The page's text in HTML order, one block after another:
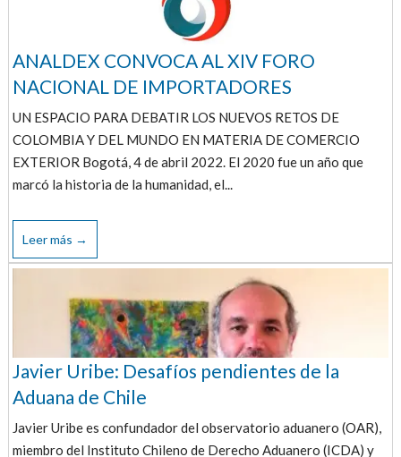
ANALDEX CONVOCA AL XIV FORO
NACIONAL DE IMPORTADORES
UN ESPACIO PARA DEBATIR LOS NUEVOS RETOS DE
COLOMBIA Y DEL MUNDO EN MATERIA DE COMERCIO
EXTERIOR Bogotá, 4 de abril 2022. El 2020 fue un año que
marcó la historia de la humanidad, el...
Leer más →
Javier Uribe: Desafíos pendientes de la
Aduana de Chile
Javier Uribe es confundador del observatorio aduanero (OAR),
miembro del Instituto Chileno de Derecho Aduanero (ICDA) y